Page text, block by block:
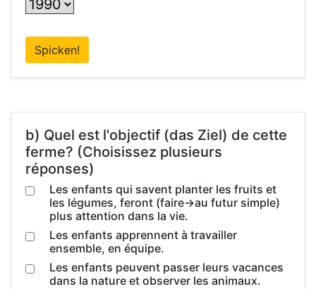
Spicken!
b) Quel est l'objectif (das Ziel) de cette
ferme? (Choisissez plusieurs
réponses)
Les enfants qui savent planter les fruits et
les légumes, feront (faire->au futur simple)
plus attention dans la vie.
Les enfants apprennent à travailler
ensemble, en équipe.
Les enfants peuvent passer leurs vacances
dans la nature et observer les animaux.